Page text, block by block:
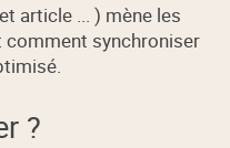
article ... ) mène les
comment synchroniser
?